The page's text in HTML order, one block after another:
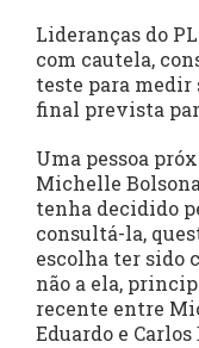
Lideranças do
com cautela,
teste para medir
final prevista
Uma pessoa
Michelle
tenha decidido
consultá-la,
escolha ter sido
não a ela,
recente entre
Eduardo e Carlos